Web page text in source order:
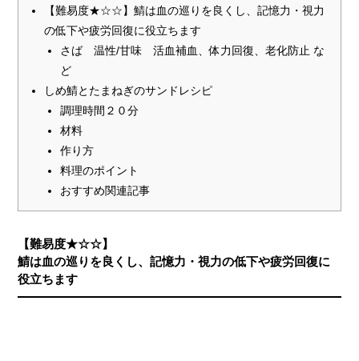
【難易度★☆☆】鯖は血の巡りを良くし、記憶力・視力
の低下や疲労回復に役立ちます
さば 温性/甘味 活血補血、体力回復、老化防止 な
ど
しめ鯖とたまねぎのサンドレシピ
調理時間２０分
材料
作り方
料理のポイント
おすすめ関連記事
【難易度★☆☆】
鯖は血の巡りを良くし、記憶力・視力の低下や疲労回復に
役立ちます